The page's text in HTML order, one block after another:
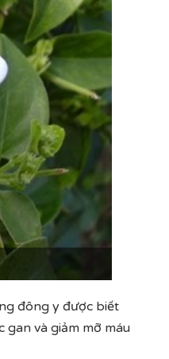
đông y được biết
gan và giảm mỡ máu